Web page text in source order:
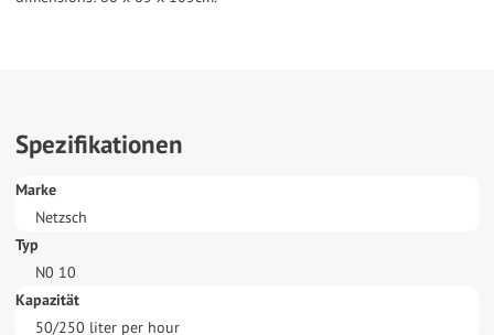
Spezifikationen
Marke
Netzsch
Typ
N0 10
Kapazität
50/250 liter per hour